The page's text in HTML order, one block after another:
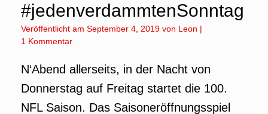
#jedenverdammtenSonntag
Veröffentlicht am September 4, 2019 von Leon |
1 Kommentar
N‘Abend allerseits, in der Nacht von
Donnerstag auf Freitag startet die 100.
NFL Saison. Das Saisoneröffnungsspiel